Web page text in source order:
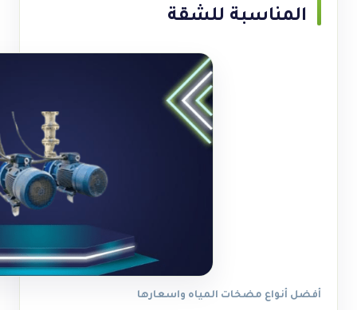
المناسبة للشقة
أفضل أنواع مضخات المياه واسعارها